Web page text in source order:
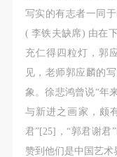
写实的有志者一同
( 李铁夫缺席) 由在
充仁得四粒灯，郭
见，老师郭应麟的
象。徐悲鸿曾说“年
与新进之画家，颇
君”[25]，“郭君谢
赞到他们是中国艺术